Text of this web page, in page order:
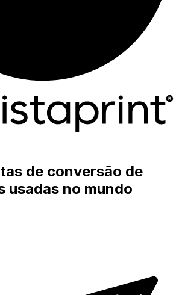
de conversão de
usadas no mundo